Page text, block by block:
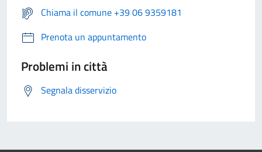
Chiama il comune +39 06 9359181
Prenota un appuntamento
Problemi in città
Segnala disservizio